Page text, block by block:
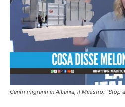
Centri migranti in Albania, il Ministro: "Stop